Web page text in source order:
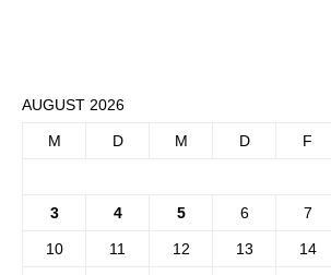
AUGUST 2026
M D M D F
3 4 5 6 7
10 11 12 13 14